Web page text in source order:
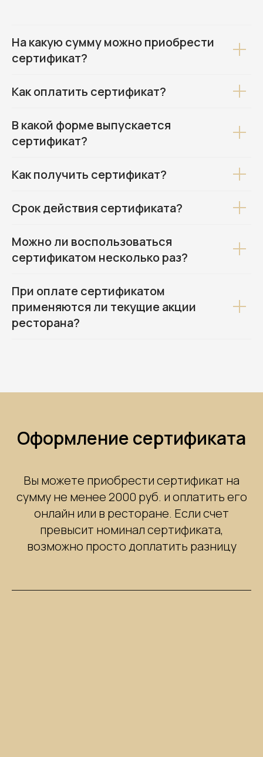
На какую сумму можно приобрести
сертификат?
Как оплатить сертификат?
В какой форме выпускается
сертификат?
Как получить сертификат?
Срок действия сертификата?
Можно ли воспользоваться
сертификатом несколько раз?
При оплате сертификатом
применяются ли текущие акции
ресторана?
Оформление сертификата
Вы можете приобрести сертификат на
сумму не менее 2000 руб. и оплатить его
онлайн или в ресторане. Если счет
превысит номинал сертификата,
возможно просто доплатить разницу